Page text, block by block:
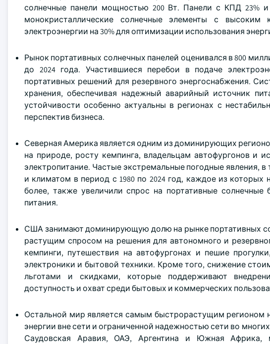
солнечные панели мощностью 200 Вт. Панели с КПД 23%
монокристаллические солнечные элементы с высоким
электроэнергии на 30% для оптимизации использования
Рынок портативных солнечных панелей оценивался в 800
до 2024 года. Участившиеся перебои в подаче
портативных решений для резервного энергоснабжения.
хранения, обеспечивая надежный аварийный источник
устойчивости особенно актуальны в регионах с
перспектив бизнеса.
Северная Америка является одним из доминирующих
на природе, росту кемпинга, владельцам автофургонов
электропитание. Частые экстремальные погодные явления,
и климатом в период с 1980 по 2024 год, каждое из
более, также увеличили спрос на портативные солнечные
питания.
США занимают доминирующую долю на рынке портативных
растущим спросом на решения для автономного и
кемпинги, путешествия на автофургонах и пешие
электроники и бытовой техники. Кроме того, снижение
льготами и скидками, которые поддерживают
доступность и охват среди бытовых и коммерческих
Остальной мир является самым быстрорастущим регионом
энергии вне сети и ограниченной надежностью сети во
Саудовская Аравия, ОАЭ, Аргентина и Южная Африка,